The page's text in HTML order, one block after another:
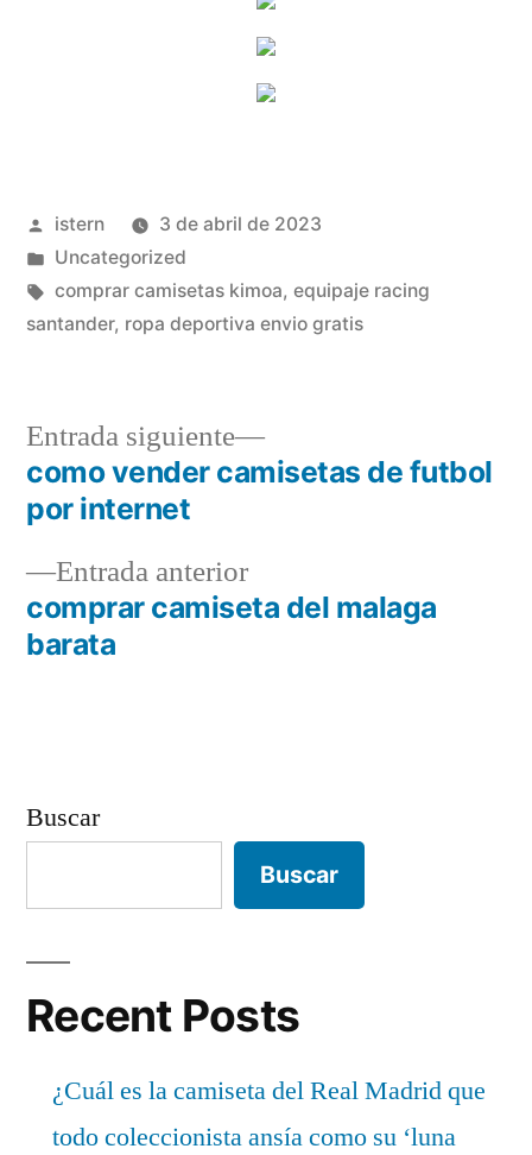
Publicado
por
istern
3 de abril de 2023
Publicado
en
Uncategorized
Etiquetas:
comprar camisetas kimoa, equipaje racing
santander, ropa deportiva envio gratis
Navegación
entradas
Entrada anteriorEntrada
anterior:
comprar camiseta del malaga
barata
Entrada siguiente
Entrada
siguiente:
como vender camisetas de futbol
por internet
Buscar
Buscar
Recent Posts
¿Cuál es la camiseta del Real Madrid que
todo coleccionista ansía como su ‘luna